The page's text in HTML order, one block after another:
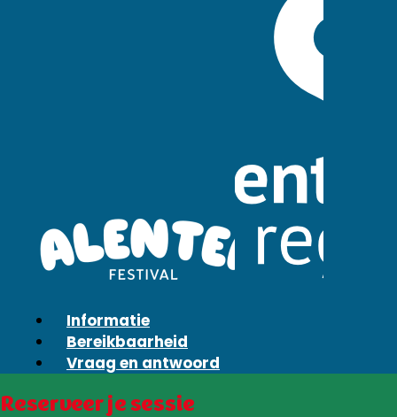
Informatie
Bereikbaarheid
Vraag en antwoord
Reserveer je sessie